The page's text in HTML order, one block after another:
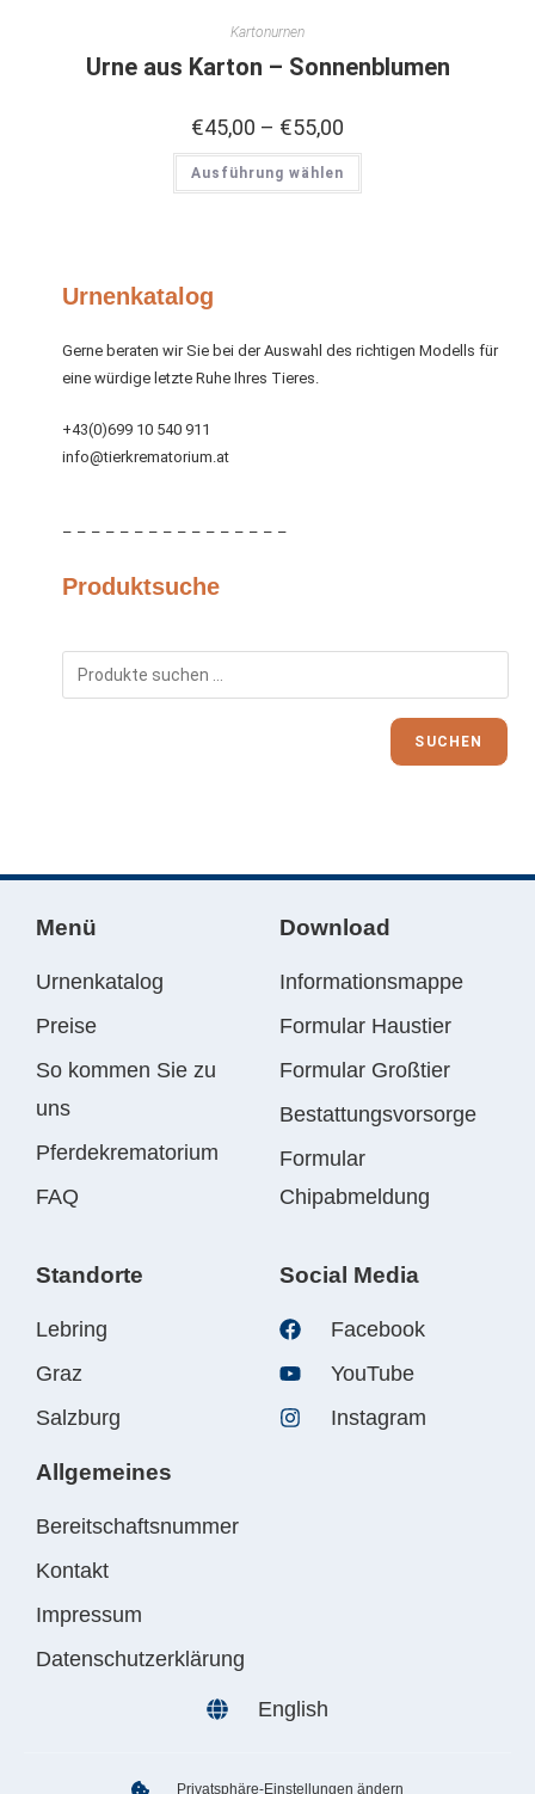
Kartonurnen
Urne aus Karton – Sonnenblumen
€45,00 – €55,00
Ausführung wählen
Urnenkatalog
Gerne beraten wir Sie bei der Auswahl des richtigen Modells für
eine würdige letzte Ruhe Ihres Tieres.
+43(0)699 10 540 911
info@tierkrematorium.at
– – – – – – – – – – – – – – – –
Produktsuche
SUCHEN
Menü
Urnenkatalog
Preise
So kommen Sie zu
uns
Pferdekrematorium
FAQ
Download
Informationsmappe
Formular Haustier
Formular Großtier
Bestattungsvorsorge
Formular
Chipabmeldung
Standorte
Lebring
Graz
Salzburg
Social Media
Facebook
YouTube
Instagram
Allgemeines
Bereitschaftsnummer
Kontakt
Impressum
Datenschutzerklärung
English
Privatsphäre-Einstellungen ändern